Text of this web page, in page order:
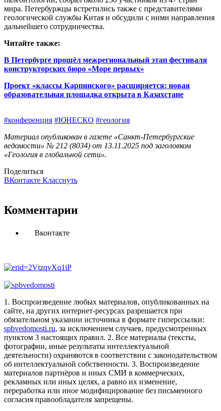
мира. Петербуржцы встретились также с представителями
геологической службы Китая и обсудили с ними направления
дальнейшего сотрудничества.
Читайте также:
В Петербурге прошёл межрегиональный этап фестиваля
конструкторских бюро «Море первых»
Проект «классы Карпинского» расширяется: новая
образовательная площадка открыта в Казахстане
#конференция #ЮНЕСКО #геология
Материал опубликован в газете «Санкт-Петербургские
ведомости» № 212 (8034) от 13.11.2025 под заголовком
«Геология в глобальной сети».
Поделиться
ВКонтакте Класснуть
Комментарии
Вконтакте
1. Воспроизведение любых материалов, опубликованных на
сайте, на других интернет-ресурсах разрешается при
обязательном указании источника в формате гиперссылки:
spbvedomosti.ru, за исключением случаев, предусмотренных
пунктом 3 настоящих правил. 2. Все материалы (тексты,
фотографии, иные результаты интеллектуальной
деятельности) охраняются в соответствии с законодательством
об интеллектуальной собственности. 3. Воспроизведение
материалов партнёров и иных СМИ в коммерческих,
рекламных или иных целях, а равно их изменение,
переработка или иное модифицирование без письменного
согласия правообладателя запрещены.